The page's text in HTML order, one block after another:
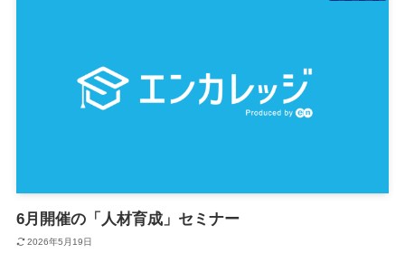
6月開催の「人材育成」セミナー
2026年5月19日